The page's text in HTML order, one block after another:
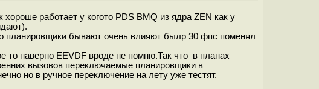
хороше работает у когото PDS BMQ из ядра ZEN как у
планировщики бывают очень влияют былр 30 фпс поменял
то наверно EEVDF вроде не помню.Так что в планах
вызовов переключаемые планировщики в
но в ручное переключение на лету уже тестят.